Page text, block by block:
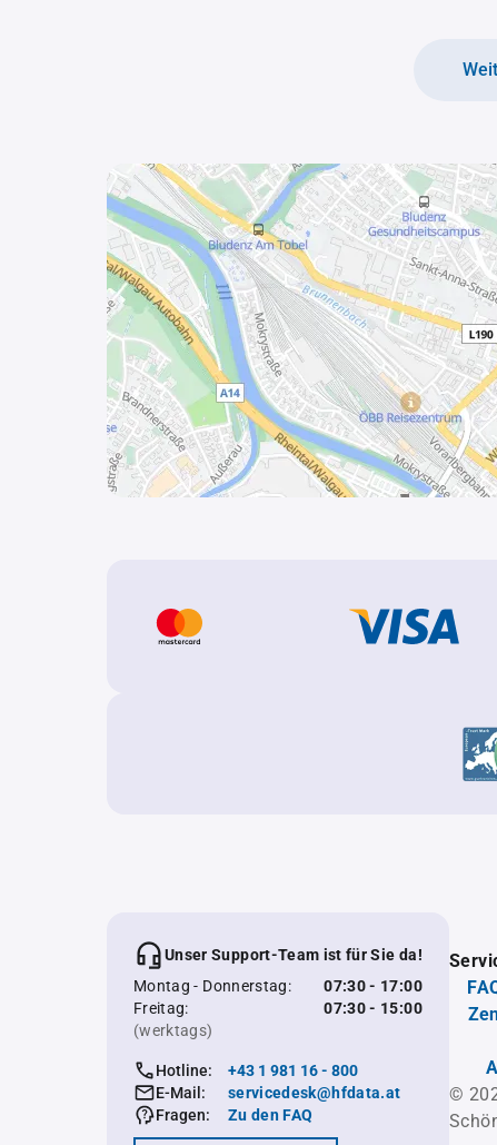
Unser Support-Team ist für Sie da!
Montag - Donnerstag:
07:30 - 17:00
Freitag:
07:30 - 15:00
(werktags)
Hotline:
+43 1 981 16 - 800
E-Mail:
servicedesk@hfdata.at
Fragen:
Zu den FAQ
©